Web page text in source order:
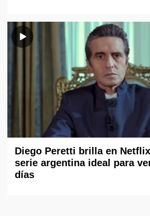
Diego Peretti brilla en
serie argentina ideal para
días